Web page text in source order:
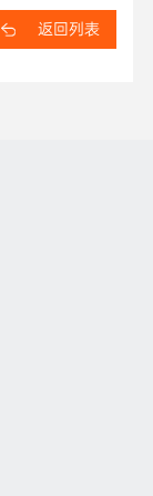
返回列表